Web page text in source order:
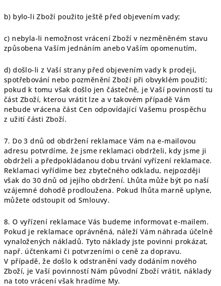
b) bylo-li Zboží použito ještě před objevením vady;
c) nebyla-li nemožnost vrácení Zboží v nezměněném stavu
způsobena Vaším jednáním anebo Vaším opomenutím,
d) došlo-li z Vaší strany před objevením vady k prodeji,
spotřebování nebo pozměnění Zboží při obvyklém použití;
pokud k tomu však došlo jen částečně, je Vaší povinností tu
část Zboží, kterou vrátit lze a v takovém případě Vám
nebude vrácena část Cen odpovídající Vašemu prospěchu
z užití části Zboží.
7. Do 3 dnů od obdržení reklamace Vám na e-mailovou
adresu potvrdíme, že jsme reklamaci obdrželi, kdy jsme ji
obdrželi a předpokládanou dobu trvání vyřízení reklamace.
Reklamaci vyřídíme bez zbytečného odkladu, nejpozději
však do 30 dnů od jejího obdržení. Lhůta může být po naší
vzájemné dohodě prodloužena. Pokud lhůta marně uplyne,
můžete odstoupit od Smlouvy.
8. O vyřízení reklamace Vás budeme informovat e-mailem.
Pokud je reklamace oprávněná, náleží Vám náhrada účelně
vynaložených nákladů. Tyto náklady jste povinni prokázat,
např. účtenkami či potvrzeními o ceně za dopravu.
V případě, že došlo k odstranění vady dodáním nového
Zboží, je Vaší povinností Nám původní Zboží vrátit, náklady
na toto vrácení však hradíme My.